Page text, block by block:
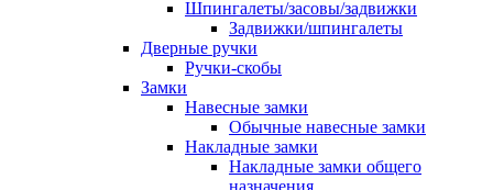
Шпингалеты/засовы/задвижки
Задвижки/шпингалеты
Дверные ручки
Ручки-скобы
Замки
Навесные замки
Обычные навесные замки
Накладные замки
Накладные замки общего